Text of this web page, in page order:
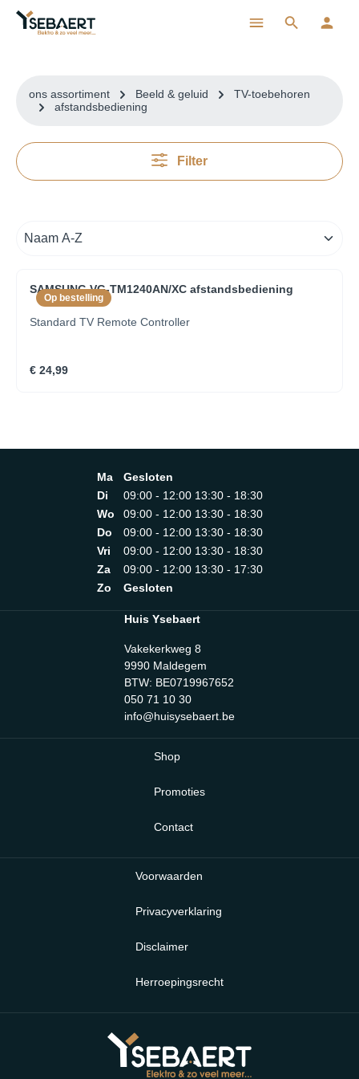
ons assortiment Beeld & geluid
TV-toebehoren
afstandsbediening
Filter
Op bestelling
SAMSUNG VG-TM1240AN/XC afstandsbediening
Standard TV Remote Controller
€ 24,99
Ma
Gesloten
Di
09:00 - 12:00 13:30 - 18:30
Wo
09:00 - 12:00 13:30 - 18:30
Do
09:00 - 12:00 13:30 - 18:30
Vri
09:00 - 12:00 13:30 - 18:30
Za
09:00 - 12:00 13:30 - 17:30
Zo
Gesloten
Huis Ysebaert
Vakekerkweg 8
9990 Maldegem
BTW: BE0719967652
050 71 10 30
info@huisysebaert.be
Shop
Promoties
Contact
Voorwaarden
Privacyverklaring
Disclaimer
Herroepingsrecht